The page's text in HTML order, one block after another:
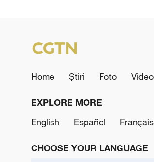
Home Știri Foto Video
EXPLORE MORE
English
Español Français
CHOOSE YOUR LANGUAGE